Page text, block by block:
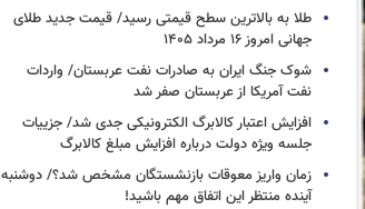
طلا به بالاترین سطح قیمتی رسید/ قیمت جدید طلای
جهانی امروز ۱۶ مرداد ۱۴۰۵
شوک جنگ ایران به صادرات نفت عربستان/ واردات
نفت آمریکا از عربستان صفر شد
افزایش اعتبار کالابرگ الکترونیکی جدی شد/ جزییات
جلسه ویژه دولت درباره افزایش مبلغ کالابرگ
زمان واریز معوقات بازنشستگان مشخص شد؟/ دوشنبه
آینده منتظر این اتفاق مهم باشید!